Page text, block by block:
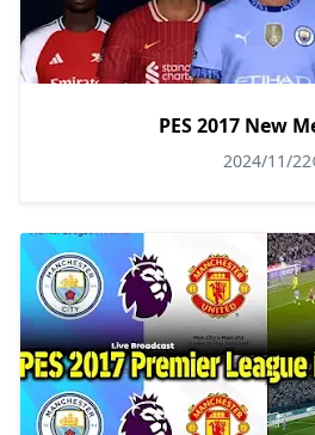
PES 2017 New
2024/11/22